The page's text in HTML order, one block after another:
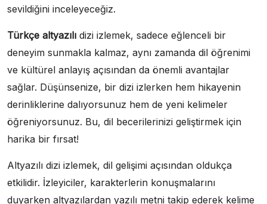
sevildiğini inceleyeceğiz.
Türkçe altyazılı dizi izlemek, sadece eğlenceli bir
deneyim sunmakla kalmaz, aynı zamanda dil öğrenimi
ve kültürel anlayış açısından da önemli avantajlar
sağlar. Düşünsenize, bir dizi izlerken hem hikayenin
derinliklerine dalıyorsunuz hem de yeni kelimeler
öğreniyorsunuz. Bu, dil becerilerinizi geliştirmek için
harika bir fırsat!
Altyazılı dizi izlemek, dil gelişimi açısından oldukça
etkilidir. İzleyiciler, karakterlerin konuşmalarını
duyarken altyazılardan yazılı metni takip ederek kelime